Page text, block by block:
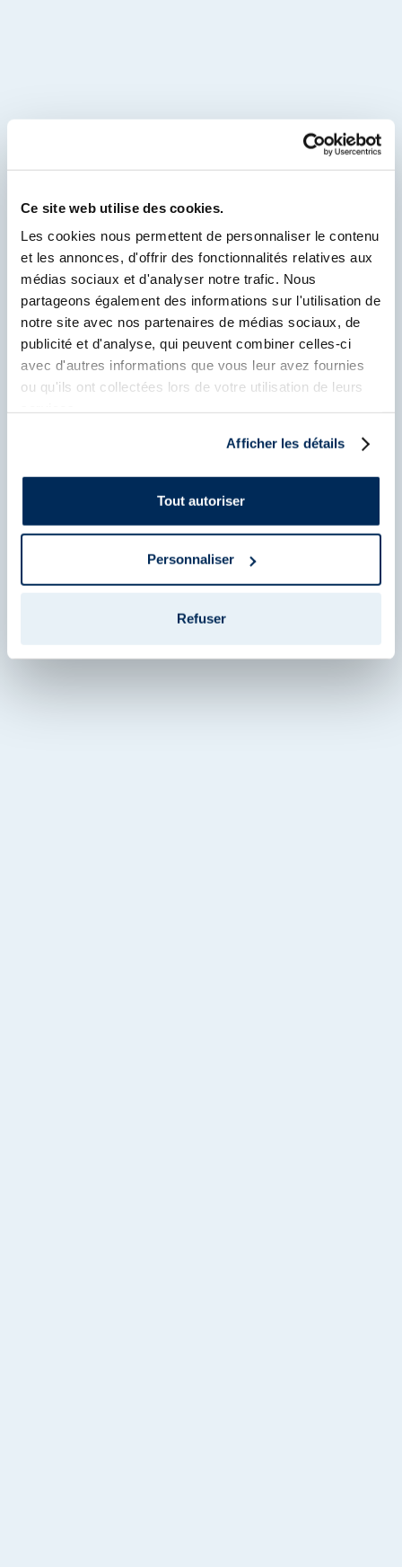
Ce site web utilise des cookies.
Les cookies nous permettent de personnaliser le contenu
et les annonces, d'offrir des fonctionnalités relatives aux
médias sociaux et d'analyser notre trafic. Nous
partageons également des informations sur l'utilisation de
notre site avec nos partenaires de médias sociaux, de
publicité et d'analyse, qui peuvent combiner celles-ci
avec d'autres informations que vous leur avez fournies
ou qu'ils ont collectées lors de votre utilisation de leurs
Afficher les détails
Tout autoriser
Personnaliser
Refuser